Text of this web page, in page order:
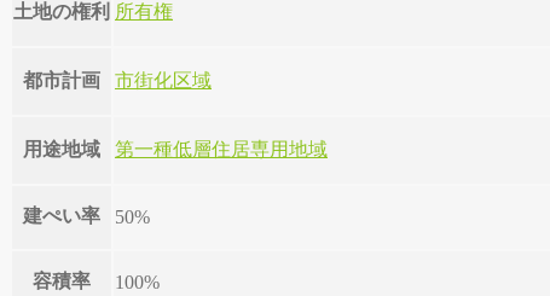
土地の権利 所有権
都市計画 市街化区域
用途地域 第一種低層住居専用地域
建ぺい率 50%
容積率 100%